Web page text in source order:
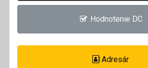
Hodnotenie DC
Adresár